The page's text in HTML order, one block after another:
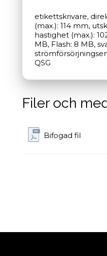
etikettskrivare,
(max.): 114 mm,
hastighet (max.):
MB, Flash: 8 MB,
QSG
Filer och
Bifogad fil